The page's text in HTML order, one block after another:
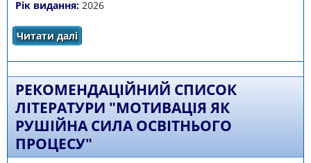
Рік видання: 2026
Читати далі
РЕКОМЕНДАЦІЙНИЙ СПИСОК
ЛІТЕРАТУРИ "МОТИВАЦІЯ ЯК
РУШІЙНА СИЛА ОСВІТНЬОГО
ПРОЦЕСУ"